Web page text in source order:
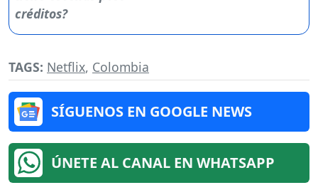
TAGS: Netflix, Colombia
SÍGUENOS EN GOOGLE NEWS
ÚNETE AL CANAL EN WHATSAPP